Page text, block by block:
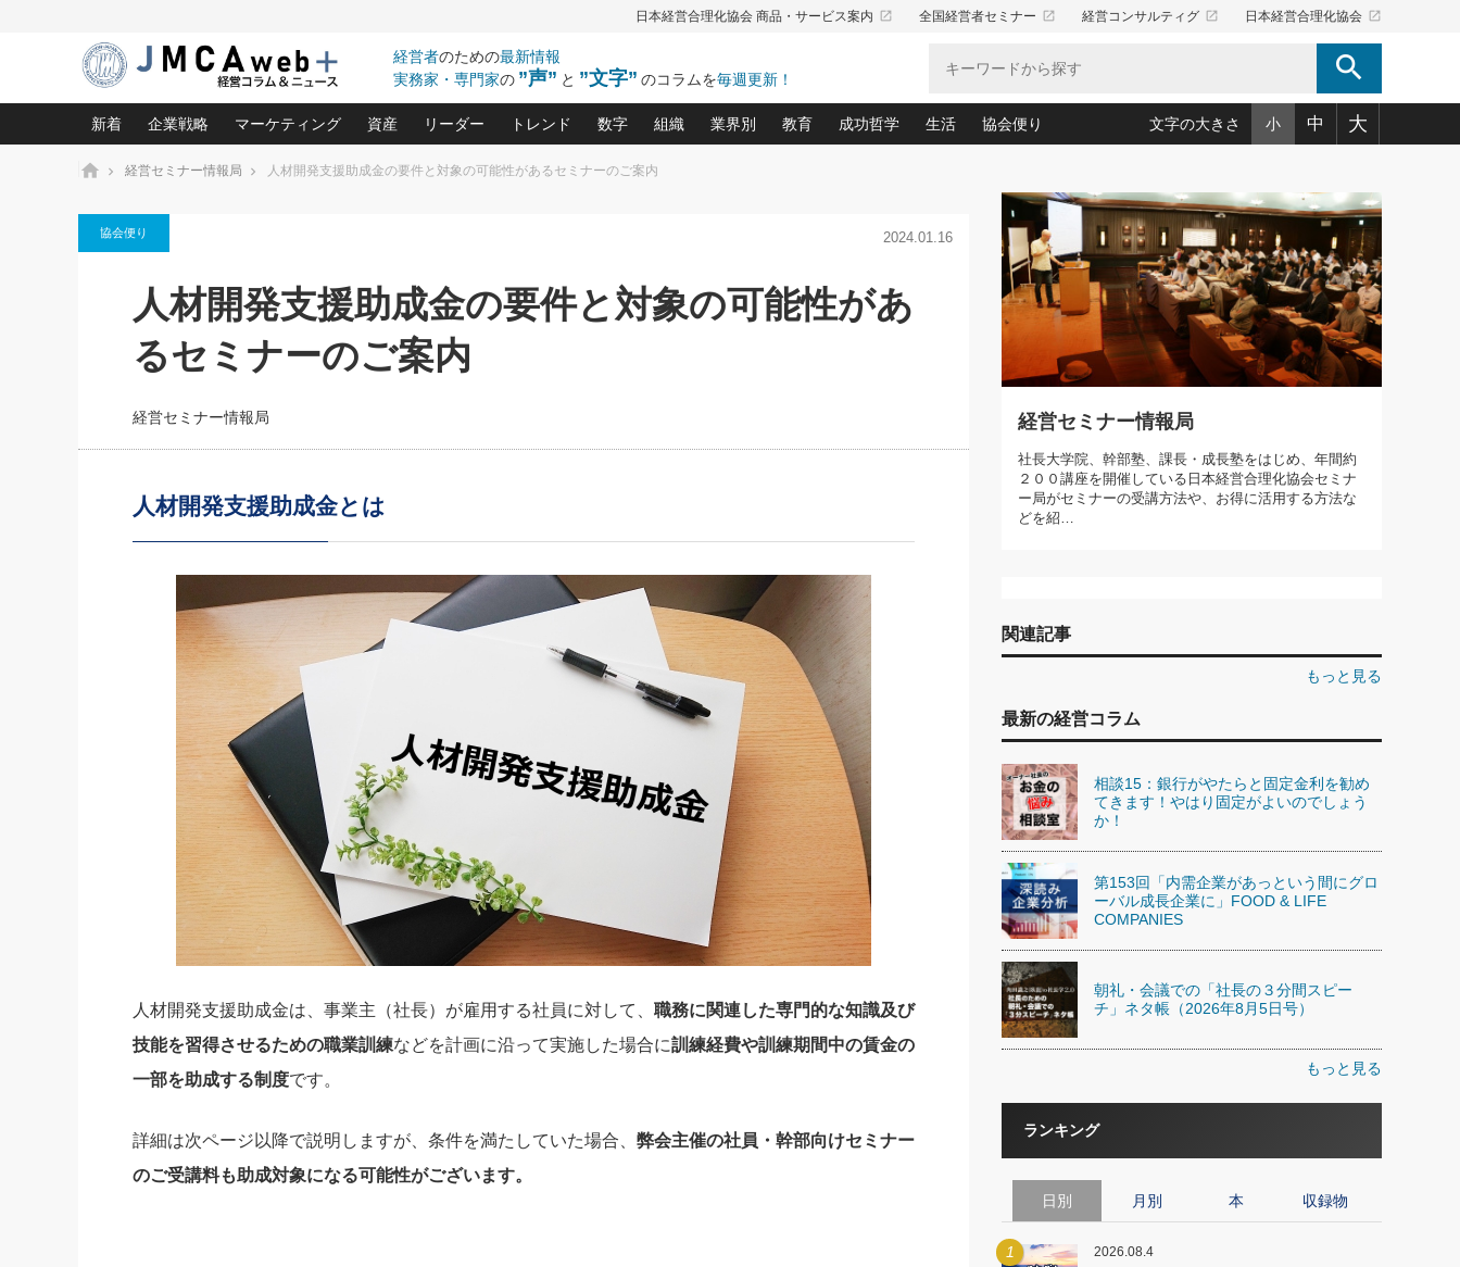
日本経営合理化協会 商品・サービス案内 launch 全国経営者セミナー launch 経営コンサルティグ launch 日本経営合理化協会 launch
経営者のための最新情報
実務家・専門家の ”声” と ”文字” のコラムを毎週更新！ search
新着
利を勧めてきます！やはり固定
がよいのでしょうか！
2026.08.7
第153回「内需企業があっとい
う間にグローバル成長企業に」
FOOD & LIFE COMPANIES
日号）
2026.08.5 2026.08.5 もっとみる
企業戦略
中小企業の「１位づくり」戦略(96)
利益を最大化する「業務改善」横田尚哉氏(5)
強い会社を築く ビジネス・クリニック(240)
日本レーザー「人を大切にしながら利益を上げる経営」の極意
(3)
武器としてのM&A入門(3)
社長のための“儲かる通販”戦略視点(151)
継続経営 百話百行(85)
マーケティング
ロングセラーの玉手箱(9)
大復活＆快進撃！ユニバーサルスタジオジャパンの成功要因と
は(5)
資産
中国経済の最新動向(204)
事業承継の前に、決めておきたい、知っておきたい、やってお
きたいコト(12)
会社と社長のための資産管理講座(95)
リーダー
ピョートル・F・グジバチの『経営戦略の新常識』(12)
指導者たる者かくあるべし(635)
朝礼・会議での「社長の３分間スピーチ」ネタ帳(159)
次もあなたにお願いしたいと思われる「一流の仕事術」(28)
トレンド
北村森の「今月のヒット商品」(109)
数字
おカネが残る決算書にするために、やっておきたいこと(34)
会社を守り抜くための緊急対策(100)
強い決算書の会社はココが違う！(36)
組織
職場の生産性を下げるハラスメントの予防策(10)
賃金決定の定石(68)
顧客・社員・社会から支持される「ウェルビーイング経営入
業界別
大久保一彦の“流行る”お店の仕組みづくり(210)
柿内幸夫─社長のための現場改善(174)
教育
あなただからお願いしたいと思われる 気配りの達人(127)
クレーム対応 実践マニュアル(92)
クレーム対応の新知識と新常識(57)
デキル社員に育てる！ 社員教育の決め手(203)
東川鷹年の「中小企業の人育て」(38)
業績アップにつながる！ワンランク上の手紙・メール術(100)
成功哲学
中国哲学に学ぶ 不況は会社守成の好機(38)
令和時代の「社長の人間力の磨き方」(86)
先人の名句名言の教え 東洋思想に学ぶ経営学(132)
渡部昇一の「日本の指導者たち」(32)
生活
おのころ心平の ──社長のための「か・ら・だマネジメント」
(50)
デジタルＡＶを味方に！新・仕事術(180)
リーダー脳の鍛え方(32)
ワインを楽しむ基礎レッスン(12)
必読！社長が読むべき今月の4冊(88)
眼と耳で楽しむ読書術(162)
社長の「氣」(30)
米国スポーツ・ビジネスに学ぶ心理学(98)
高橋一喜の『これぞ！"本物の温泉"』(157)
協会便り
「愛読者通信」著者インタビュー(44)
ビジネス見聞録 経営ニュース(100)
作間信司の経営無形庵(けいえいむぎょうあん)(166)
経営セミナー情報局(1)
繁栄への着眼点 牟田太陽(76)
講話を聞いて学ぼう 実学・耳学・磨く「ミミガク」のすすめ
文字の大きさ 小 中 大
ホーム 経営セミナー情報局 人材開発支援助成金の要件と対象の可能性があるセミナーのご案内
協会便り 2024.01.16
人材開発支援助成金の要件と対象の可能性があ
るセミナーのご案内
経営セミナー情報局
人材開発支援助成金とは
人材開発支援助成金は、事業主（社長）が雇用する社員に対して、 職務に関連した専門的な知識及び
技能を習得させるための職業訓練などを計画に沿って実施した場合に訓練経費や訓練期間中の賃金の
一部を助成する制度です。
詳細は次ページ以降で説明しますが、条件を満たしていた場合、 弊会主催の社員・幹部向けセミナー
のご受講料も助成対象になる可能性がございます。
経営セミナー情報局
社長大学院、幹部塾、課長・成長塾をはじめ、年間約
２００講座を開催している日本経営合理化協会セミナ
ー局がセミナーの受講方法や、お得に活用する方法な
どを紹…
関連記事
もっと見る
最新の経営コラム
相談15：銀行がやたらと固定金利を勧め
てきます！やはり固定がよいのでしょう
か！
第153回「内需企業があっという間にグロ
ーバル成長企業に」FOOD & LIFE
COMPANIES
朝礼・会議での「社長の３分間スピー
チ」ネタ帳（2026年8月5日号）
もっと見る
ランキング
日別 月別 本 収録物
1 2026.08.4